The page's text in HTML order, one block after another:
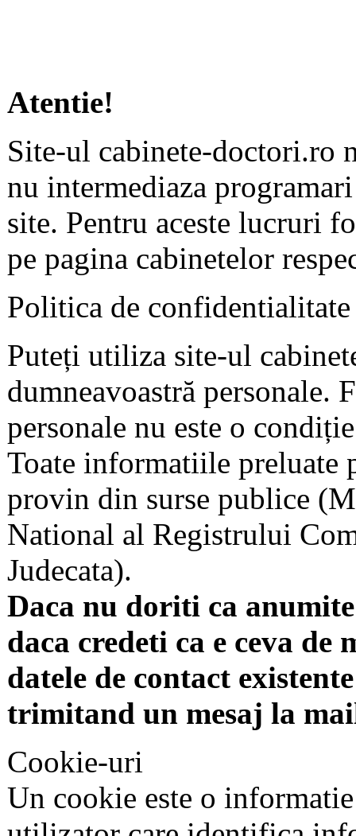
Atentie!
Site-ul cabinete-doctori.ro
nu intermediaza
site. Pentru aceste lucruri
pe pagina cabinetelor
Politica de confidentialitate
Puteți utiliza site-ul
dumneavoastră personale.
personale nu este o
Toate informatiile preluate
provin din surse publice
National al Registrului
Judecata).
Daca nu doriti ca
daca credeti ca e ceva
datele de contact
trimitand un mesaj la
Cookie-uri
Un cookie este o